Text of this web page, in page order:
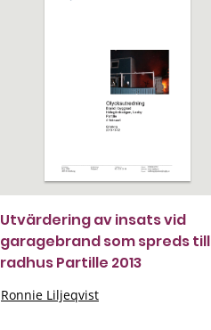
Utvärdering av insats vid
garagebrand som spreds till
radhus Partille 2013
Ronnie Liljeqvist